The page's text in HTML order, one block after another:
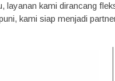
layanan kami dirancang
kami siap menjadi